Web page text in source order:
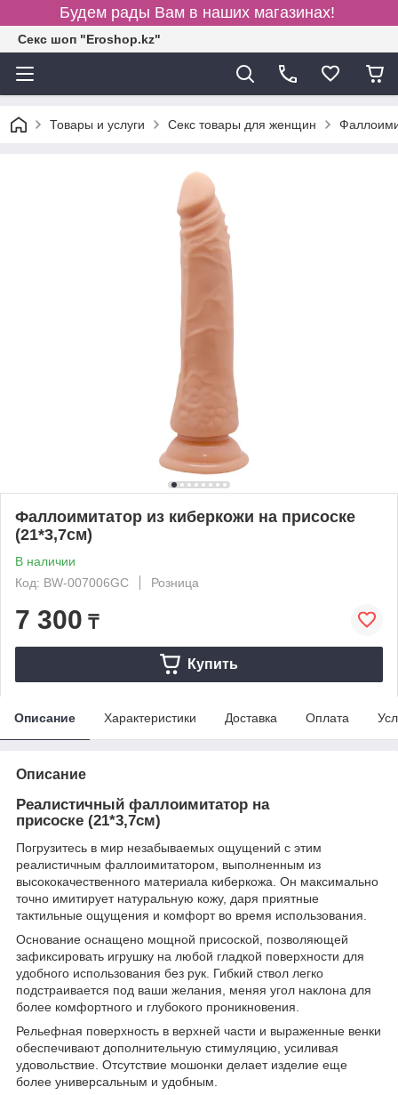
Будем рады Вам в наших магазинах!
Секс шоп "Eroshop.kz"
Товары и услуги Секс товары для женщин
Фаллоимитатор из киберкожи на присоске
(21*3,7см)
В наличии
Код: BW-007006GC
Розница
7 300 ₸
Купить
Описание Характеристики Доставка Оплата
Описание
Реалистичный фаллоимитатор на
присоске (21*3,7см)
Погрузитесь в мир незабываемых ощущений с этим
реалистичным фаллоимитатором, выполненным из
высококачественного материала киберкожа. Он максимально
точно имитирует натуральную кожу, даря приятные
тактильные ощущения и комфорт во время использования.
Основание оснащено мощной присоской, позволяющей
зафиксировать игрушку на любой гладкой поверхности для
удобного использования без рук. Гибкий ствол легко
подстраивается под ваши желания, меняя угол наклона для
более комфортного и глубокого проникновения.
Рельефная поверхность в верхней части и выраженные венки
обеспечивают дополнительную стимуляцию, усиливая
удовольствие. Отсутствие мошонки делает изделие еще
более универсальным и удобным.